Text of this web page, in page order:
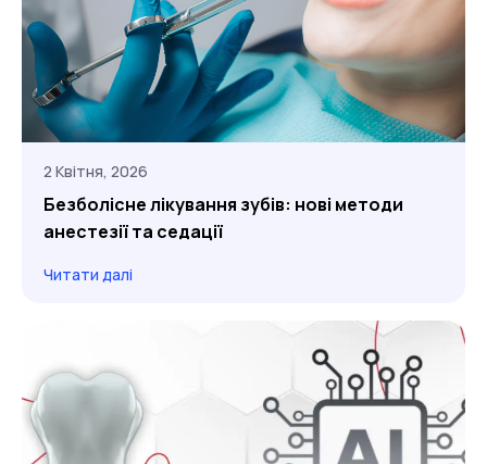
2 Квітня, 2026
Безболісне лікування зубів: нові методи
анестезії та седації
Читати далі